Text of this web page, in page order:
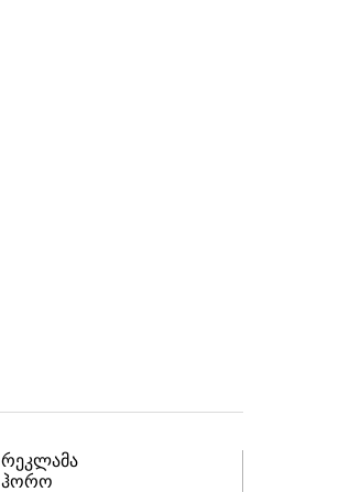
რეკლამა
ჰორო